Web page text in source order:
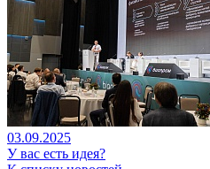
03.09.2025
У вас есть идея?